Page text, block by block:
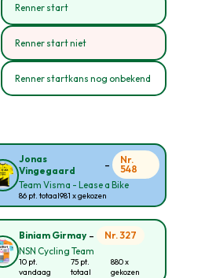
Renner start
Renner start niet
Renner startkans nog onbekend
Jonas
Vingegaard
-
Nr.
548
Team Visma - Lease a Bike
86 pt. totaal981 x gekozen
Biniam Girmay-
Nr. 327
NSN Cycling Team
10 pt.
vandaag
75 pt.
totaal
880 x
gekozen